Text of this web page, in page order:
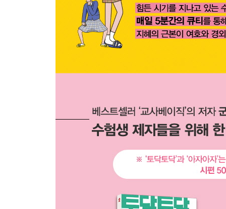
46 힘들면 우세요
47 은혜를 주세요
48 침묵은 바른 행동이 아닙니다
49 하나님의 끈을 놓지 마세요
53 하나님이 기가 막히게 일하실 것입니다
54 큰 은혜 주시는 하나님
55 내 모든 짐을 져주시는 하나님
56 당신의 연약함을 인정하세요
57 필요한 삶의 방식
58 나의 소망이신 하나님
60 하나님께 가까이함이 복입니다